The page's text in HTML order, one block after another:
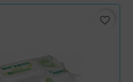
favorite_border